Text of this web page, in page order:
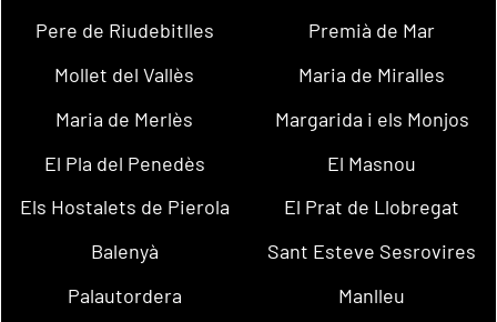
Pere de Riudebitlles
Premià de Mar
Mollet del Vallès
Maria de Miralles
Maria de Merlès
Margarida i els Monjos
El Pla del Penedès
El Masnou
Els Hostalets de Pierola
El Prat de Llobregat
Balenyà
Sant Esteve Sesrovires
Palautordera
Manlleu